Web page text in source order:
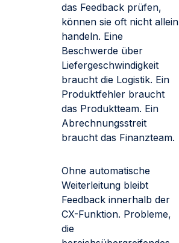
das Feedback prüfen,
können sie oft nicht allein
handeln. Eine
Beschwerde über
Liefergeschwindigkeit
braucht die Logistik. Ein
Produktfehler braucht
das Produktteam. Ein
Abrechnungsstreit
braucht das Finanzteam.
Ohne automatische
Weiterleitung bleibt
Feedback innerhalb der
CX-Funktion. Probleme,
die